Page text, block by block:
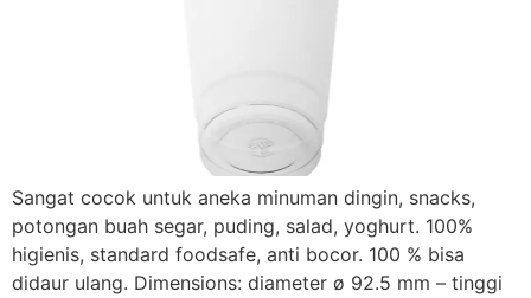
Sangat cocok untuk aneka minuman dingin, snacks,
potongan buah segar, puding, salad, yoghurt. 100%
higienis, standard foodsafe, anti bocor. 100 % bisa
didaur ulang. Dimensions: diameter ø 92.5 mm – tinggi